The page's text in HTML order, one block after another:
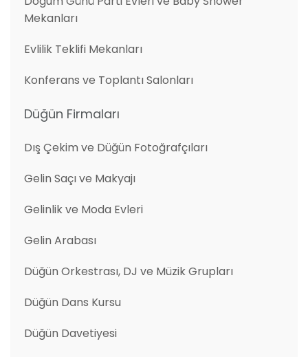
Mekanları
Evlilik Teklifi Mekanları
Konferans ve Toplantı Salonları
Düğün Firmaları
Dış Çekim ve Düğün Fotoğrafçıları
Gelin Saçı ve Makyajı
Gelinlik ve Moda Evleri
Gelin Arabası
Düğün Orkestrası, DJ ve Müzik Grupları
Düğün Dans Kursu
Düğün Davetiyesi